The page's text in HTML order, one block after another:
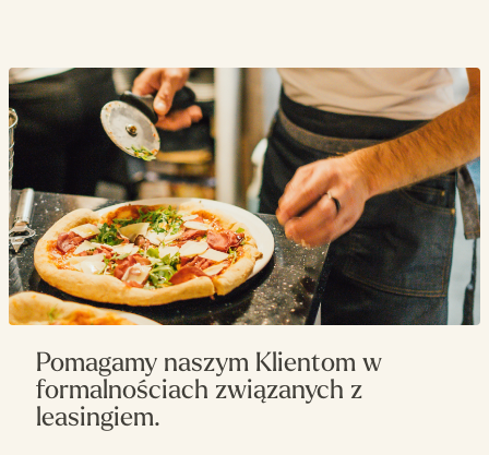
Zasilanie elektryczne
Rozmiar
komory(mm)
930x930x170
Pomagamy naszym Klientom w
formalnościach związanych z
leasingiem.